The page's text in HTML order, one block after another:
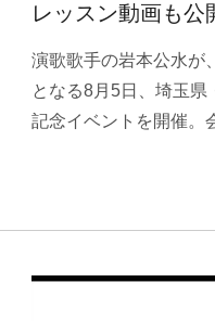
レッスン動画も公
演歌歌手の岩本公水が
となる8月5日、埼玉
記念イベントを開催。